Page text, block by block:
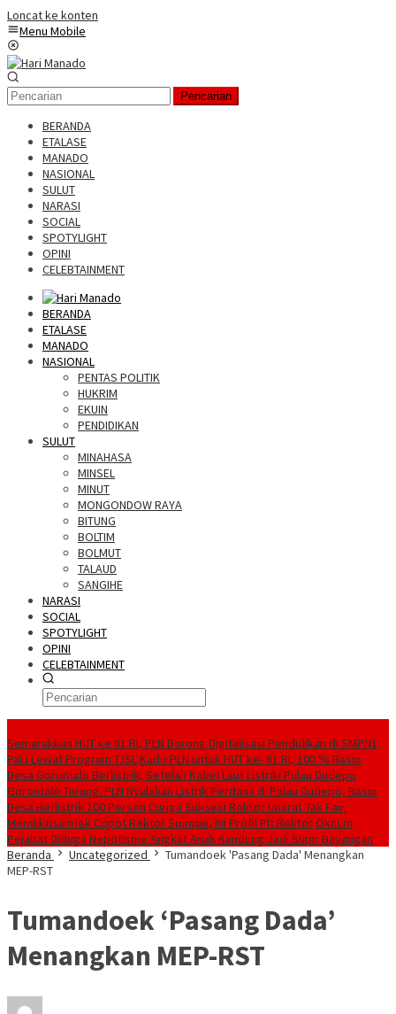
Loncat ke konten
Menu Mobile
Pencarian
BERANDA
ETALASE
MANADO
NASIONAL
SULUT
NARASI
SOCIAL
SPOTYLIGHT
OPINI
CELEBTAINMENT
BERANDA
ETALASE
MANADO
NASIONAL
PENTAS POLITIK
HUKRIM
EKUIN
PENDIDIKAN
SULUT
MINAHASA
MINSEL
MINUT
MONGONDOW RAYA
BITUNG
BOLTIM
BOLMUT
TALAUD
SANGIHE
NARASI
SOCIAL
SPOTYLIGHT
OPINI
CELEBTAINMENT
Semarakkan HUT ke 81 RI, PLN Dorong Digitalisasi Pendidikan di SMPN1
Palu Lewat Program TJSLKado PLN untuk HUT ke- 81 RI, 100 % Rasio
Desa Gorontalo Berlistrik, Setelah Kabel Laut Listriki Pulau Dudepo
Gorontalo Terang. PLN Nyalakan Listrik Perdana di Pulau Dudepo, Rasio
Desa Berlistrik 100 Persen Curiga Suksesi Rektor Unsrat Tak Fair,
Mendiktisaintek Copot Rektor Sompie, Ini Profil Plt RektorOknum
Pejabat Diduga Nepotisme Angkat Anak Kandung Jadi Supir Bayangan
Beranda
Uncategorized
Tumandoek 'Pasang Dada' Menangkan
MEP-RST
Tumandoek ‘Pasang Dada’
Menangkan MEP-RST